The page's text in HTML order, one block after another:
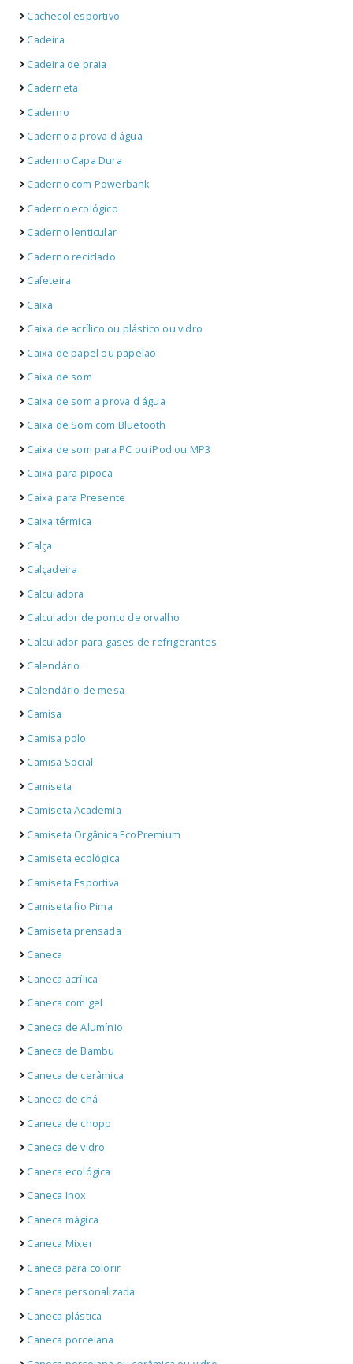
Cachecol esportivo
Cadeira
Cadeira de praia
Caderneta
Caderno
Caderno a prova d água
Caderno Capa Dura
Caderno com Powerbank
Caderno ecológico
Caderno lenticular
Caderno reciclado
Cafeteira
Caixa
Caixa de acrílico ou plástico ou vidro
Caixa de papel ou papelão
Caixa de som
Caixa de som a prova d água
Caixa de Som com Bluetooth
Caixa de som para PC ou iPod ou MP3
Caixa para pipoca
Caixa para Presente
Caixa térmica
Calça
Calçadeira
Calculadora
Calculador de ponto de orvalho
Calculador para gases de refrigerantes
Calendário
Calendário de mesa
Camisa
Camisa polo
Camisa Social
Camiseta
Camiseta Academia
Camiseta Orgânica EcoPremium
Camiseta ecológica
Camiseta Esportiva
Camiseta fio Pima
Camiseta prensada
Caneca
Caneca acrílica
Caneca com gel
Caneca de Alumínio
Caneca de Bambu
Caneca de cerâmica
Caneca de chá
Caneca de chopp
Caneca de vidro
Caneca ecológica
Caneca Inox
Caneca mágica
Caneca Mixer
Caneca para colorir
Caneca personalizada
Caneca plástica
Caneca porcelana